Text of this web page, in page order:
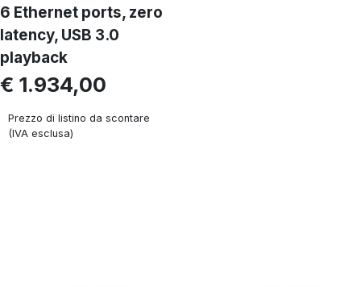
6 Ethernet ports, zero
latency, USB 3.0
playback
€ 1.934,00
Prezzo di listino da scontare
(IVA esclusa)